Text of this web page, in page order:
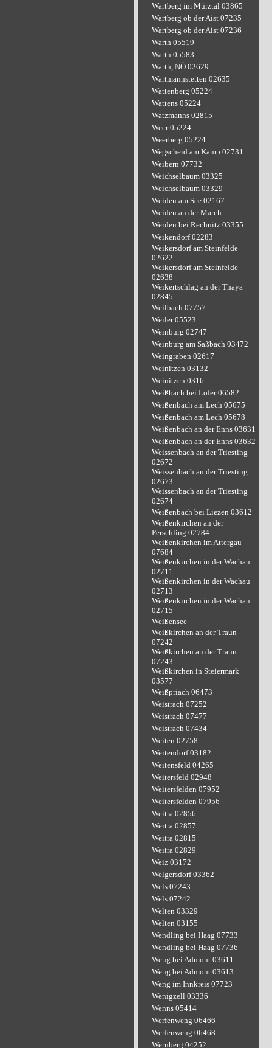
Wartberg im Mürztal 03865
Wartberg ob der Aist 07235
Wartberg ob der Aist 07236
Warth 05519
Warth 05583
Warth, NÖ 02629
Wartmannstetten 02635
Wattenberg 05224
Wattens 05224
Watzmanns 02815
Weer 05224
Weerberg 05224
Wegscheid am Kamp 02731
Weibern 07732
Weichselbaum 03325
Weichselbaum 03329
Weiden am See 02167
Weiden an der March
Weiden bei Rechnitz 03355
Weikendorf 02283
Weikersdorf am Steinfelde
02622
Weikersdorf am Steinfelde
02638
Weikertschlag an der Thaya
02845
Weilbach 07757
Weiler 05523
Weinburg 02747
Weinburg am Saßbach 03472
Weingraben 02617
Weinitzen 03132
Weinitzen 0316
Weißbach bei Lofer 06582
Weißenbach am Lech 05675
Weißenbach am Lech 05678
Weißenbach an der Enns 03631
Weißenbach an der Enns 03632
Weissenbach an der Triesting
02672
Weissenbach an der Triesting
02673
Weissenbach an der Triesting
02674
Weißenbach bei Liezen 03612
Weißenkirchen an der
Perschling 02784
Weißenkirchen im Attergau
07684
Weißenkirchen in der Wachau
02711
Weißenkirchen in der Wachau
02713
Weißenkirchen in der Wachau
02715
Weißensee
Weißkirchen an der Traun
07242
Weißkirchen an der Traun
07243
Weißkirchen in Steiermark
03577
Weißpriach 06473
Weistrach 07252
Weistrach 07477
Weistrach 07434
Weiten 02758
Weitendorf 03182
Weitensfeld 04265
Weitersfeld 02948
Weitersfelden 07952
Weitersfelden 07956
Weitra 02856
Weitra 02857
Weitra 02815
Weitra 02829
Weiz 03172
Welgersdorf 03362
Wels 07243
Wels 07242
Welten 03329
Welten 03155
Wendling bei Haag 07733
Wendling bei Haag 07736
Weng bei Admont 03611
Weng bei Admont 03613
Weng im Innkreis 07723
Wenigzell 03336
Wenns 05414
Werfenweng 06466
Werfenweng 06468
Wernberg 04252